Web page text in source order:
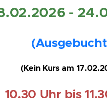
-
(Kein Kurs am
10.30 Uhr bis